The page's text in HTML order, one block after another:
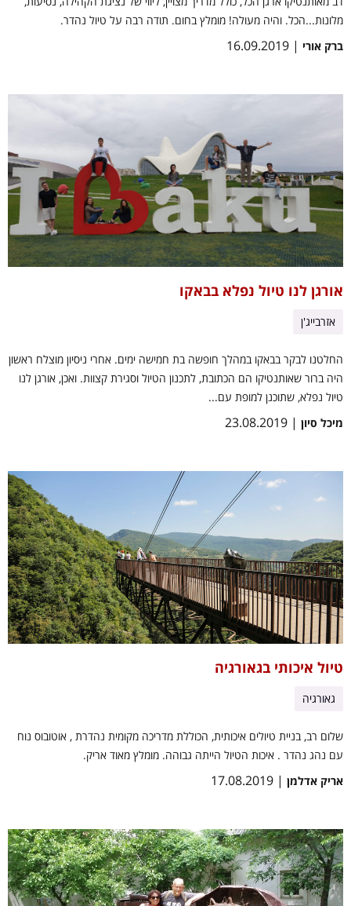
מלונות...הכל. והיה מעולה! מומלץ בחום. תודה רבה על טיול נהדר.
ברק אורי | 16.09.2019
אורגן לנו טיול נפלא בבאקו
אזרבייג'ן
החלטנו לבקר בבאקו במהלך חופשה בת חמישה ימים. אחרי ניסיון מוצלח ראשון
היה ברור שאותנטיקו הם הכתובת, לתכנון הטיול וסגירת קצוות. ואכן, אורגן לנו
טיול נפלא, שתוכנן למופת עם...
מיכל סיון | 23.08.2019
טיול איכותי בגאורגיה
גאורגיה
שלום רב, בניית טיולים איכותית, הכוללת מדריכה מקומית נהדרת , אוטובוס נוח
עם נהג נהדר . איכות הטיול הייתה גבוהה. מומלץ מאוד אריק.
אריק אדלמן | 17.08.2019